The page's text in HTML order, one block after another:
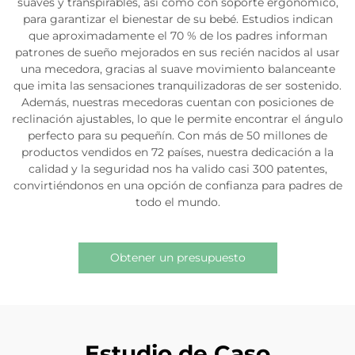
para garantizar el bienestar de su bebé. Estudios indican
que aproximadamente el 70 % de los padres informan
patrones de sueño mejorados en sus recién nacidos al usar
una mecedora, gracias al suave movimiento balanceante
que imita las sensaciones tranquilizadoras de ser sostenido.
Además, nuestras mecedoras cuentan con posiciones de
reclinación ajustables, lo que le permite encontrar el ángulo
perfecto para su pequeñín. Con más de 50 millones de
productos vendidos en 72 países, nuestra dedicación a la
calidad y la seguridad nos ha valido casi 300 patentes,
convirtiéndonos en una opción de confianza para padres de
todo el mundo.
Obtener un presupuesto